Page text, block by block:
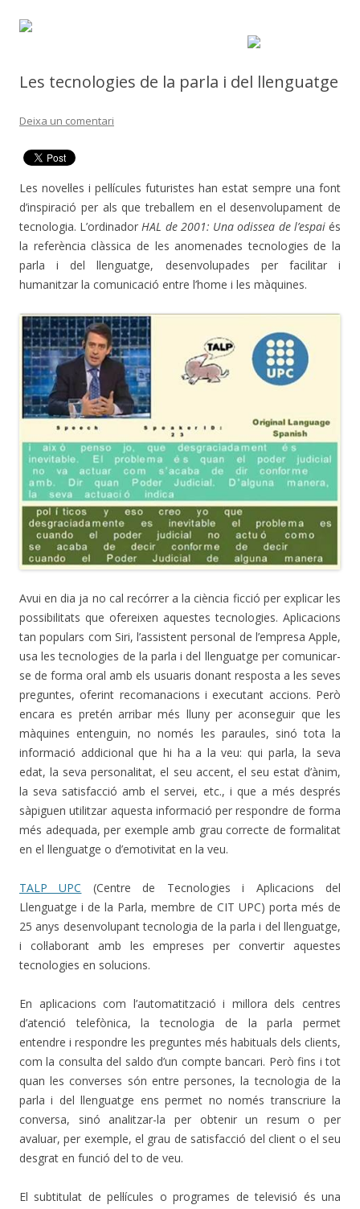
Les tecnologies de la parla i del llenguatge
Deixa un comentari
Les novel·les i pel·lícules futuristes han estat sempre una font
d’inspiració per als que treballem en el desenvolupament de
tecnologia. L’ordinador HAL de 2001: Una odissea de l’espaiés
la referència clàssica de les anomenades tecnologies de la
parla i del llenguatge, desenvolupades per facilitar i
humanitzar la comunicació entre l’home i les màquines.
Avui en dia ja no cal recórrer a la ciència ficció per explicar les
possibilitats que ofereixen aquestes tecnologies. Aplicacions
tan populars com Siri, l’assistent personal de l’empresa Apple,
usa les tecnologies de la parla i del llenguatge per comunicar-
se de forma oral amb els usuaris donant resposta a les seves
preguntes, oferint recomanacions i executant accions. Però
encara es pretén arribar més lluny per aconseguir que les
màquines entenguin, no només les paraules, sinó tota la
informació addicional que hi ha a la veu: qui parla, la seva
edat, la seva personalitat, el seu accent, el seu estat d’ànim,
la seva satisfacció amb el servei, etc., i que a més després
sàpiguen utilitzar aquesta informació per respondre de forma
més adequada, per exemple amb grau correcte de formalitat
en el llenguatge o d’emotivitat en la veu.
TALP UPC (Centre de Tecnologies i Aplicacions del
Llenguatge i de la Parla, membre de CIT UPC) porta més de
25 anys desenvolupant tecnologia de la parla i del llenguatge,
i col·laborant amb les empreses per convertir aquestes
tecnologies en solucions.
En aplicacions com l’automatització i millora dels centres
d’atenció telefònica, la tecnologia de la parla permet
entendre i respondre les preguntes més habituals dels clients,
com la consulta del saldo d’un compte bancari. Però fins i tot
quan les converses són entre persones, la tecnologia de la
parla i del llenguatge ens permet no només transcriure la
conversa, sinó analitzar-la per obtenir un resum o per
avaluar, per exemple, el grau de satisfacció del client o el seu
desgrat en funció del to de veu.
El subtitulat de pel·lícules o programes de televisió és una